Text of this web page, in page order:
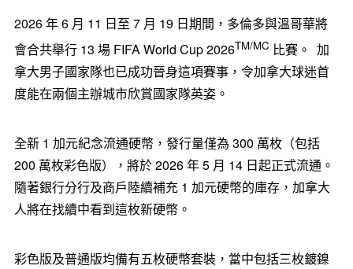
2026 年 6 月 11 日至 7 月 19 日期間，多倫多與溫哥華將
會合共舉行 13 場 FIFA World Cup 2026TM/MC 比賽。 加
拿大男子國家隊也已成功晉身這項賽事，令加拿大球迷首
度能在兩個主辦城市欣賞國家隊英姿。
全新 1 加元紀念流通硬幣，發行量僅為 300 萬枚（包括
200 萬枚彩色版），將於 2026 年 5 月 14 日起正式流通。
隨著銀行分行及商戶陸續補充 1 加元硬幣的庫存，加拿大
人將在找續中看到這枚新硬幣。
彩色版及普通版均備有五枚硬幣套裝，當中包括三枚鍍鎳